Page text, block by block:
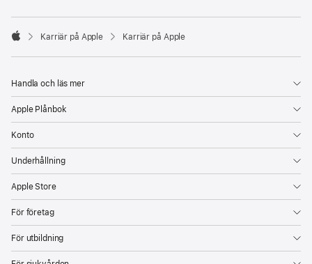

Karriär på Apple Karriär på Apple
Handla och läs mer
Apple Plånbok
Konto
Underhållning
Apple Store
För företag
För utbildning